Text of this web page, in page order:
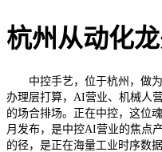
杭州从动化
中控手艺，位于杭州，做为
办理层打算，AI营业、机械人
的场合排场。正在中控，这位
月发布，是中控AI营业的焦点
的径，是正在海量工业时序数